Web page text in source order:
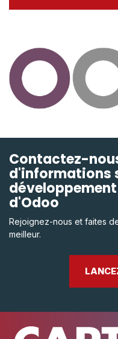
Contactez-
d'informations
d'Odoo
Rejoignez-nous et faites
meilleur.